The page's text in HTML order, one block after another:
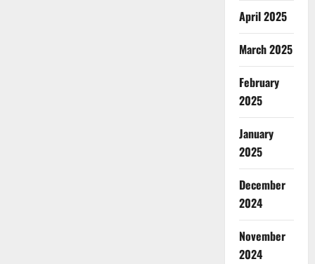
April 2025
March 2025
February
2025
January
2025
December
2024
November
2024